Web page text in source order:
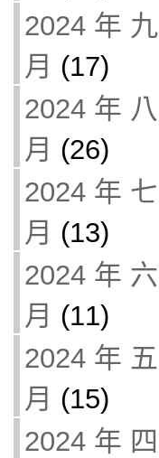
2024 年 九
月 (17)
2024 年 八
月 (26)
2024 年 七
月 (13)
2024 年 六
月 (11)
2024 年 五
月 (15)
2024 年 四